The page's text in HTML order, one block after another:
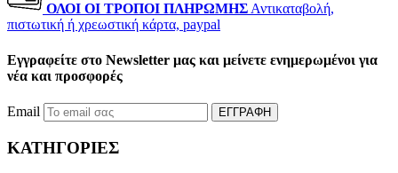
ΟΛΟΙ ΟΙ ΤΡΟΠΟΙ ΠΛΗΡΩΜΗΣ Αντικαταβολή,
πιστωτική ή χρεωστική κάρτα, paypal
Εγγραφείτε στο Newsletter μας και μείνετε ενημερωμένοι για
νέα και προσφορές
Email ΕΓΓΡΑΦΗ
ΚΑΤΗΓΟΡΙΕΣ